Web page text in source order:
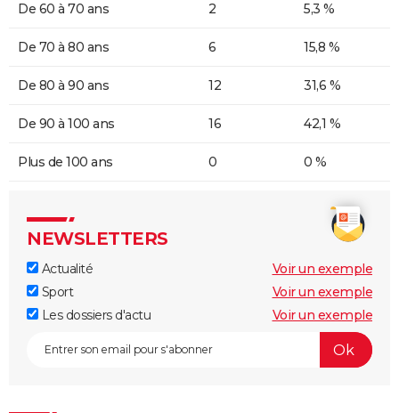
De 60 à 70 ans 2 5,3 %
De 70 à 80 ans 6 15,8 %
De 80 à 90 ans 12 31,6 %
De 90 à 100 ans 16 42,1 %
Plus de 100 ans 0 0 %
NEWSLETTERS
Actualité
Voir un exemple
Sport
Voir un exemple
Les dossiers d'actu
Voir un exemple